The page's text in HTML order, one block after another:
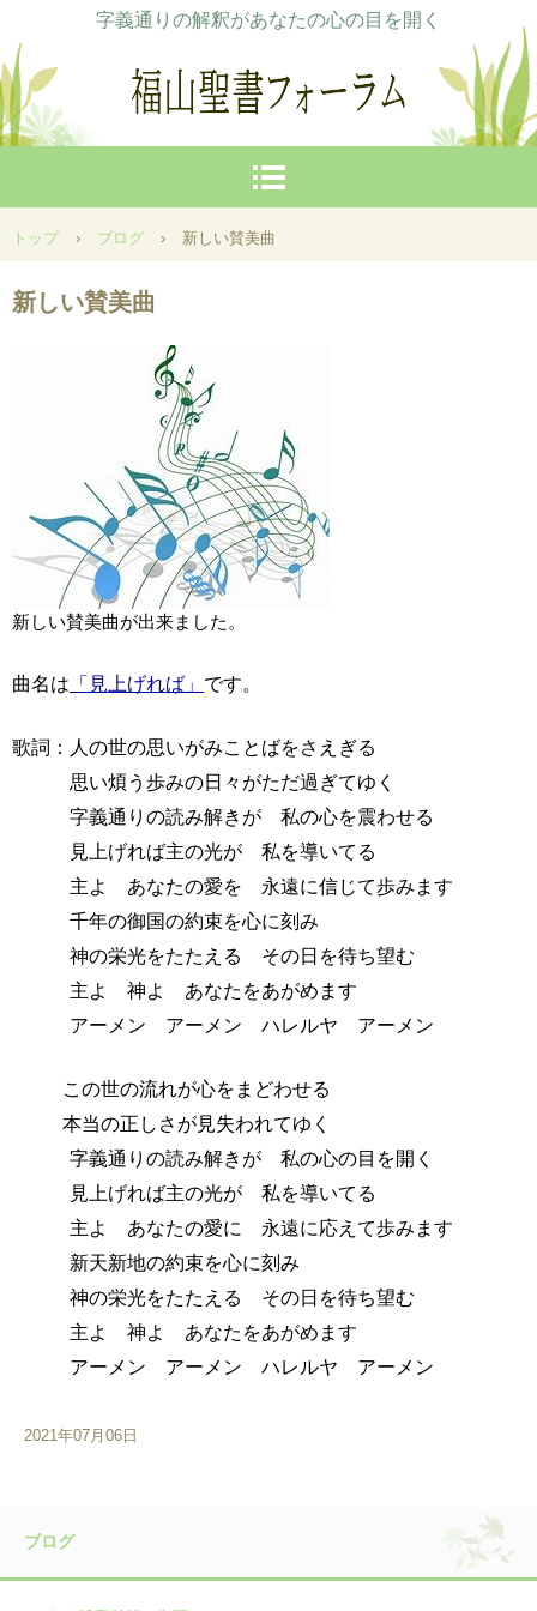
字義通りの解釈があなたの心の目を開く
トップ › ブログ › 新しい賛美曲
新しい賛美曲
新しい賛美曲が出来ました。
曲名は 「見上げれば」 です。
歌詞：人の世の思いがみことばをさえぎる
思い煩う歩みの日々がただ過ぎてゆく
字義通りの読み解きが 私の心を震わせる
見上げれば主の光が 私を導いてる
主よ あなたの愛を 永遠に信じて歩みます
千年の御国の約束を心に刻み
神の栄光をたたえる その日を待ち望む
主よ 神よ あなたをあがめます
アーメン アーメン ハレルヤ アーメン
この世の流れが心をまどわせる
本当の正しさが見失われてゆく
字義通りの読み解きが 私の心の目を開く
見上げれば主の光が 私を導いてる
主よ あなたの愛に 永遠に応えて歩みます
新天新地の約束を心に刻み
神の栄光をたたえる その日を待ち望む
主よ 神よ あなたをあがめます
アーメン アーメン ハレルヤ アーメン
2021年07月06日
ブログ